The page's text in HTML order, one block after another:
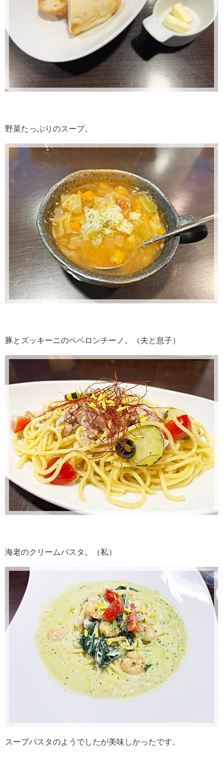
野菜たっぷりのスープ。
豚とズッキーニのペペロンチーノ。（夫と息子）
海老のクリームパスタ。（私）
スープパスタのようでしたが美味しかったです。